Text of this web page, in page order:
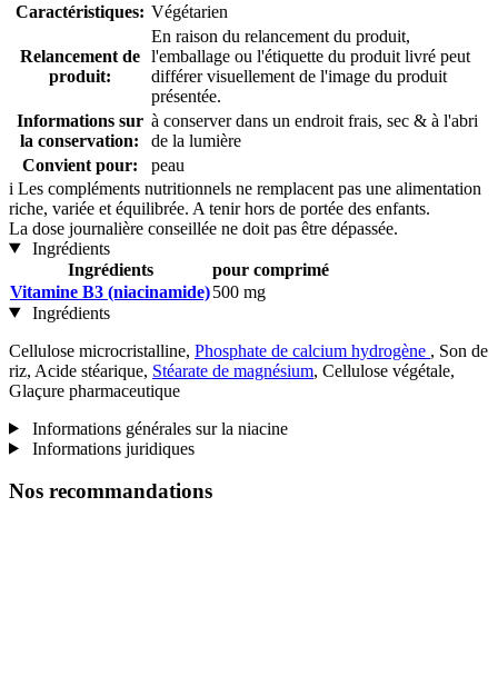
Caractéristiques: Végétarien
Relancement de
produit:
En raison du relancement du produit,
l'emballage ou l'étiquette du produit livré peut
différer visuellement de l'image du produit
présentée.
Informations sur
la conservation:
à conserver dans un endroit frais, sec & à l'abri
de la lumière
Convient pour:
peau
i Les compléments nutritionnels ne remplacent pas une alimentation
riche, variée et équilibrée. A tenir hors de portée des enfants.
La dose journalière conseillée ne doit pas être dépassée.
Ingrédients
Ingrédients
pour comprimé
Vitamine B3 (niacinamide)500 mg
Ingrédients
Cellulose microcristalline, Phosphate de calcium hydrogène , Son de
riz, Acide stéarique, Stéarate de magnésium, Cellulose végétale,
Glaçure pharmaceutique
Informations générales sur la niacine
Informations juridiques
Nos recommandations